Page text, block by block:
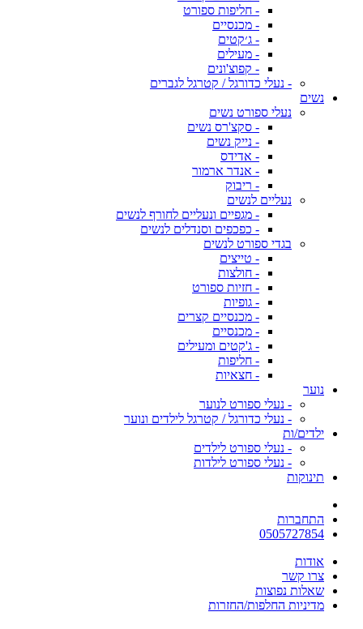
- חליפות ספורט
- מכנסיים
- ג׳קטים
- מעילים
- קפוצ'ונים
- נעלי כדורגל / קטרגל לגברים
נשים
נעלי ספורט נשים
- סקצ'רס נשים
- נייק נשים
- אדידס
- אנדר ארמור
- ריבוק
נעליים לנשים
- מגפיים ונעליים לחורף לנשים
- כפכפים וסנדלים לנשים
בגדי ספורט לנשים
- טייצים
- חולצות
- חזיות ספורט
- גופיות
- מכנסיים קצרים
- מכנסיים
- ג'קטים ומעילים
- חליפות
- חצאיות
נוער
- נעלי ספורט לנוער
- נעלי כדורגל / קטרגל לילדים ונוער
ילדים/ות
- נעלי ספורט לילדים
- נעלי ספורט לילדות
תינוקות
התחברות
0505727854
אודות
צרו קשר
שאלות נפוצות
מדיניות החלפות/החזרות